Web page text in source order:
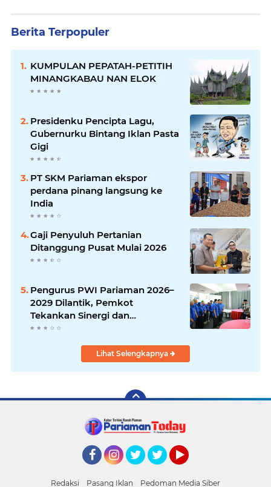
Berita Terpopuler
KUMPULAN PEPATAH-PETITIH
MINANGKABAU NAN ELOK
Presidenku Pencipta Lagu,
Gubernurku Bintang Iklan Pasta
Gigi
PT SKM Pariaman ekspor
perdana pinang langsung ke
India
Gaji Penyuluh Pertanian
Ditanggung Pusat Mulai 2026
Pengurus PWI Pariaman 2026–
2029 Dilantik, Pemkot
Tekankan Sinergi dan
Profesionalisme Pers
Lihat Selengkapnya
Redaksi Pasang Iklan Pedoman Media Siber